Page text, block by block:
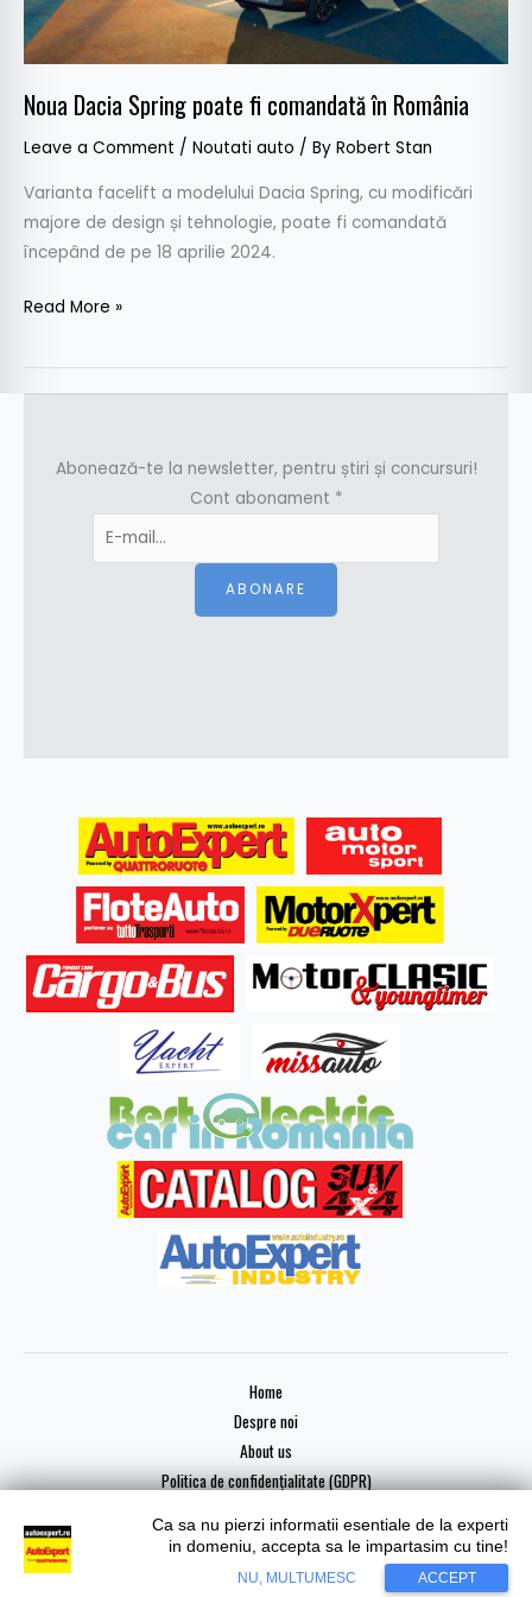
Noua Dacia Spring poate fi comandată în România
Leave a Comment / Noutati auto / By Robert Stan
Varianta facelift a modelului Dacia Spring, cu modificări
majore de design și tehnologie, poate fi comandată
începând de pe 18 aprilie 2024.
România
Read More »
Abonează-te la newsletter, pentru știri și concursuri!
Cont abonament *
ABONARE
Home
Despre noi
About us
Politica de confidențialitate (GDPR)
Copyright © 2026 AutoExpert
Ca sa nu pierzi informatii esentiale de la experti
in domeniu, accepta sa le impartasim cu tine!
NU, MULTUMESC ACCEPT